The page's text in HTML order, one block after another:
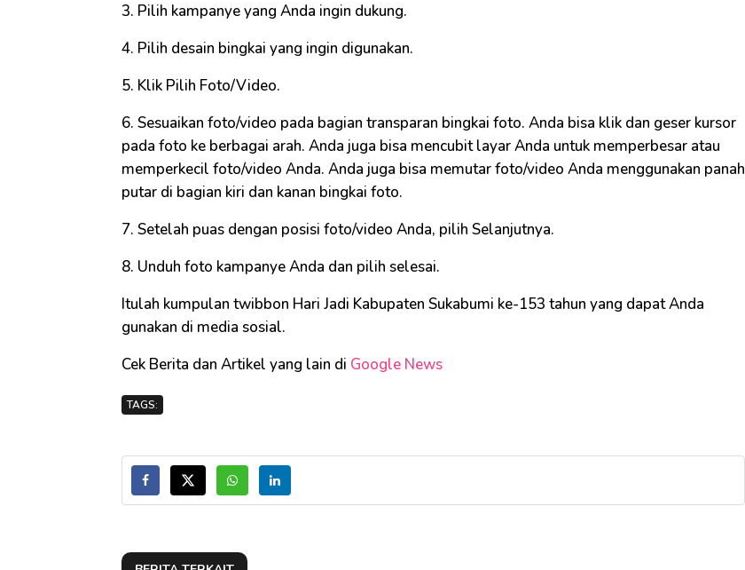
3. Pilih kampanye yang Anda ingin dukung.
4. Pilih desain bingkai yang ingin digunakan.
5. Klik Pilih Foto/Video.
6. Sesuaikan foto/video pada bagian transparan bingkai foto. Anda bisa klik dan geser kursor
pada foto ke berbagai arah. Anda juga bisa mencubit layar Anda untuk memperbesar atau
memperkecil foto/video Anda. Anda juga bisa memutar foto/video Anda menggunakan panah
putar di bagian kiri dan kanan bingkai foto.
7. Setelah puas dengan posisi foto/video Anda, pilih Selanjutnya.
8. Unduh foto kampanye Anda dan pilih selesai.
Itulah kumpulan twibbon Hari Jadi Kabupaten Sukabumi ke-153 tahun yang dapat Anda
gunakan di media sosial.
Cek Berita dan Artikel yang lain di Google News
TAGS: